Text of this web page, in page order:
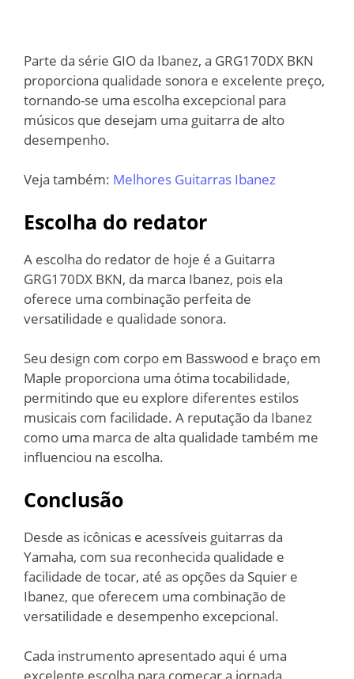
Parte da série GIO da Ibanez, a GRG170DX BKN
proporciona qualidade sonora e excelente preço,
tornando-se uma escolha excepcional para
músicos que desejam uma guitarra de alto
desempenho.
Veja também: Melhores Guitarras Ibanez
Escolha do redator
A escolha do redator de hoje é a Guitarra
GRG170DX BKN, da marca Ibanez, pois ela
oferece uma combinação perfeita de
versatilidade e qualidade sonora.
Seu design com corpo em Basswood e braço em
Maple proporciona uma ótima tocabilidade,
permitindo que eu explore diferentes estilos
musicais com facilidade. A reputação da Ibanez
como uma marca de alta qualidade também me
influenciou na escolha.
Conclusão
Desde as icônicas e acessíveis guitarras da
Yamaha, com sua reconhecida qualidade e
facilidade de tocar, até as opções da Squier e
Ibanez, que oferecem uma combinação de
versatilidade e desempenho excepcional.
Cada instrumento apresentado aqui é uma